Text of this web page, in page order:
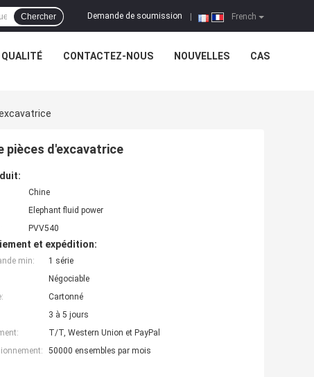
French
Demande de soumission
Chercher
QUALITÉ CONTACTEZ-NOUS NOUVELLES CAS
pièces d'excavatrice
Chine
Elephant fluid power
PVV540
et expédition:
min:
1 série
Négociable
Cartonné
3 à 5 jours
T/T, Western Union et PayPal
50000 ensembles par mois